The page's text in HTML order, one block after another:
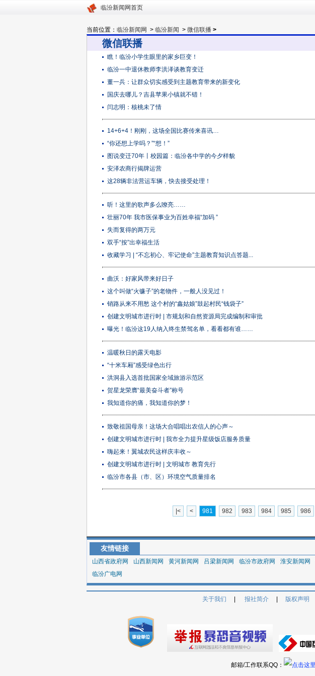
临汾新闻网首页
当前位置： 临汾新闻网 > 临汾新闻 > 微信联播 >
微信联播
瞧！临汾小学生眼里的家乡巨变！
临汾一中退休教师李洪泽谈教育变迁
董一兵：让群众切实感受到主题教育带来的新变化
国庆去哪儿？吉县苹果小镇就不错！
闫志明：核桃未了情
14+6+4！刚刚，这场全国比赛传来喜讯…
“你还想上学吗？”“想！”
图说变迁70年丨校园篇：临汾各中学的今夕样貌
安泽农商行揭牌运营
这28辆非法营运车辆，快去接受处理！
听！这里的歌声多么嘹亮……
壮丽70年 我市医保事业为百姓幸福“加码 ”
失而复得的两万元
双手“按”出幸福生活
收藏学习 | “不忘初心、牢记使命”主题教育知识点答题...
曲沃：好家风带来好日子
这个叫做“火镰子”的老物件，一般人没见过！
销路从来不用愁 这个村的“鑫姑娘”鼓起村民“钱袋子”
创建文明城市进行时 | 市规划和自然资源局完成编制和审批
曝光！临汾这19人纳入终生禁驾名单，看看都有谁……
温暖秋日的露天电影
“十米车厢”感受绿色出行
洪洞县入选首批国家全域旅游示范区
贺星龙荣膺“最美奋斗者”称号
我知道你的痛，我知道你的梦！
致敬祖国母亲！这场大合唱唱出农信人的心声～
创建文明城市进行时 | 我市全力提升星级饭店服务质量
嗨起来！翼城农民这样庆丰收～
创建文明城市进行时 | 文明城市 教育先行
临汾市各县（市、区）环境空气质量排名
|< < 981 982 983 984 985 986
友情链接
山西省政府网 山西新闻网 黄河新闻网 吕梁新闻网 临汾市政府网 淮安新闻网
临汾广电网
关于我们 报社简介 版权声明
邮箱/工作联系QQ：